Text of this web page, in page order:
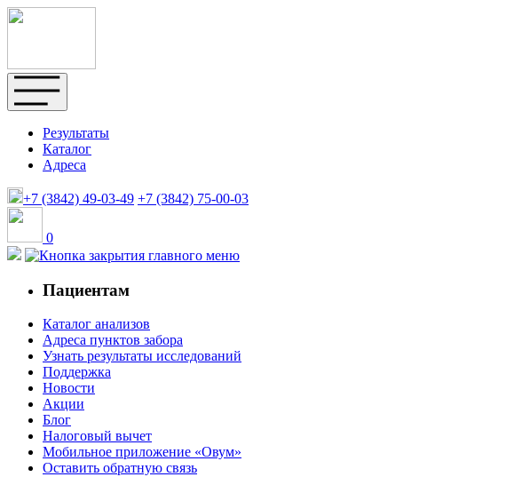
Результаты
Каталог
Адреса
+7 (3842) 49-03-49 +7 (3842) 75-00-03
0
Пациентам
Каталог анализов
Адреса пунктов забора
Узнать результаты исследований
Поддержка
Новости
Акции
Блог
Налоговый вычет
Мобильное приложение «Овум»
Оставить обратную связь